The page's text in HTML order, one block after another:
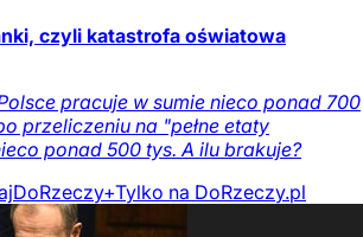
czyli katastrofa oświatowa
pracuje w sumie nieco ponad 700
przeliczeniu na "pełne etaty
ponad 500 tys. A ilu brakuje?
DoRzeczy+Tylko na DoRzeczy.pl